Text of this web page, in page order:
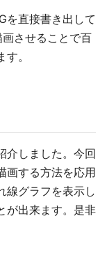
を直接書き出して
させることで百
。
介しました。今回
画する方法を応用
線グラフを表示し
が出来ます。是非